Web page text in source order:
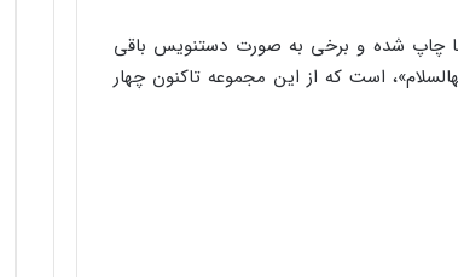
چاپ شده و برخى به صورت دست‏نویس باقى
است که از این مجموعه تاکنون چهار